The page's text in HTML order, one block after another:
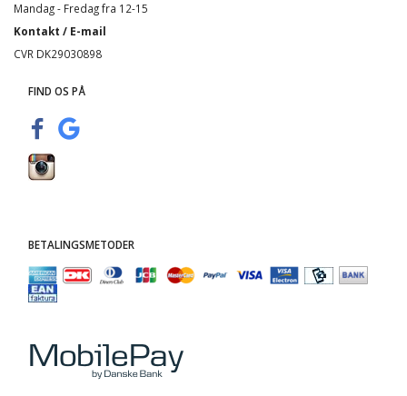
Mandag - Fredag fra 12-15
Kontakt / E-mail
CVR DK29030898
FIND OS PÅ
BETALINGSMETODER